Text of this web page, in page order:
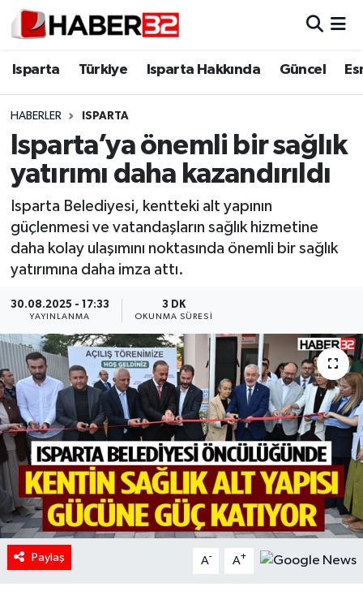
Isparta Türkiye Isparta Hakkında Güncel
HABERLER ISPARTA
Isparta’ya önemli bir sağlık
yatırımı daha kazandırıldı
Isparta Belediyesi, kentteki alt yapının
güçlenmesi ve vatandaşların sağlık hizmetine
daha kolay ulaşımını noktasında önemli bir sağlık
yatırımına daha imza attı.
30.08.2025 - 17:33
YAYINLANMA
3 DK
OKUNMA SÜRESI
Paylaş A- A+
Isparta
Esnaf Diyor ki;
ASAYİŞ
BİLİM VE TEKNOLOJİ
EĞİTİM
GENEL
Güncel
HABERDE İNSAN
İlginç
KÜLTÜR SANAT
MAGAZİN
Oyun
Isparta Nöbetçi Eczaneler
Isparta Trafik Yoğunluk Haritası
Süper Lig Puan Durumu ve Fikstür
Tüm Manşetler
Son Dakika Haberleri
Haber Arşivi